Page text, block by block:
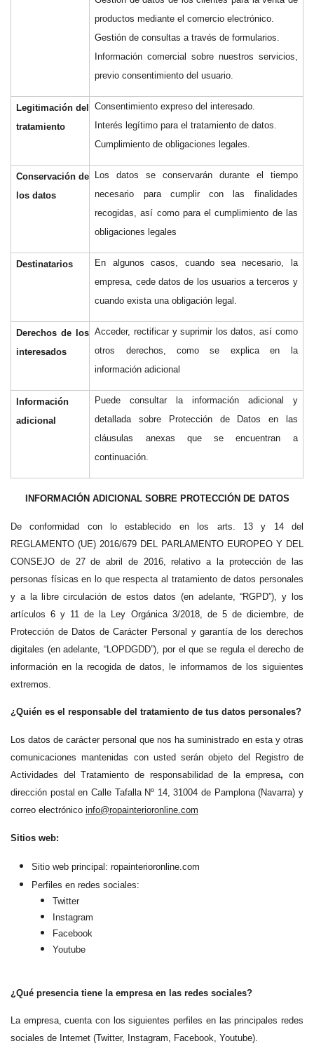
productos mediante el comercio electrónico.
Gestión de consultas a través de formularios.
Información comercial sobre nuestros servicios,
previo consentimiento del usuario.
Legitimación del
tratamiento
Consentimiento expreso del interesado.
Interés legítimo para el tratamiento de datos.
Cumplimiento de obligaciones legales.
Conservación de
los datos
Los datos se conservarán durante el tiempo
necesario para cumplir con las finalidades
recogidas, así como para el cumplimiento de las
obligaciones legales
Destinatarios
En algunos casos, cuando sea necesario, la
empresa, cede datos de los usuarios a terceros y
cuando exista una obligación legal.
Derechos de los
interesados
Acceder, rectificar y suprimir los datos, así como
otros derechos, como se explica en la
información adicional
Información
adicional
Puede consultar la información adicional y
detallada sobre Protección de Datos en las
cláusulas anexas que se encuentran a
continuación.
INFORMACIÓN ADICIONAL SOBRE PROTECCIÓN DE DATOS
De conformidad con lo establecido en los arts. 13 y 14 del
REGLAMENTO (UE) 2016/679 DEL PARLAMENTO EUROPEO Y DEL
CONSEJO de 27 de abril de 2016, relativo a la protección de las
personas físicas en lo que respecta al tratamiento de datos personales
y a la libre circulación de estos datos (en adelante, “RGPD”), y los
artículos 6 y 11 de la Ley Orgánica 3/2018, de 5 de diciembre, de
Protección de Datos de Carácter Personal y garantía de los derechos
digitales (en adelante, “LOPDGDD”), por el que se regula el derecho de
información en la recogida de datos, le informamos de los siguientes
extremos.
¿Quién es el responsable del tratamiento de tus datos personales?
Los datos de carácter personal que nos ha suministrado en esta y otras
comunicaciones mantenidas con usted serán objeto del Registro de
Actividades del Tratamiento de responsabilidad de
la empresa, con
dirección postal en Calle Tafalla Nº 14, 31004 de Pamplona (Navarra) y
correo electrónico info@ropainterioronline.com
Sitios web:
Sitio web principal: ropainterioronline.com
Perfiles en redes sociales:
Twitter
Instagram
Facebook
Youtube
¿Qué presencia tiene la empresa en las redes sociales?
La empresa, cuenta con los siguientes perfiles en las principales redes
sociales de Internet (Twitter, Instagram, Facebook, Youtube).